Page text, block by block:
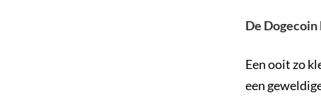
De
Een ooit zo
een